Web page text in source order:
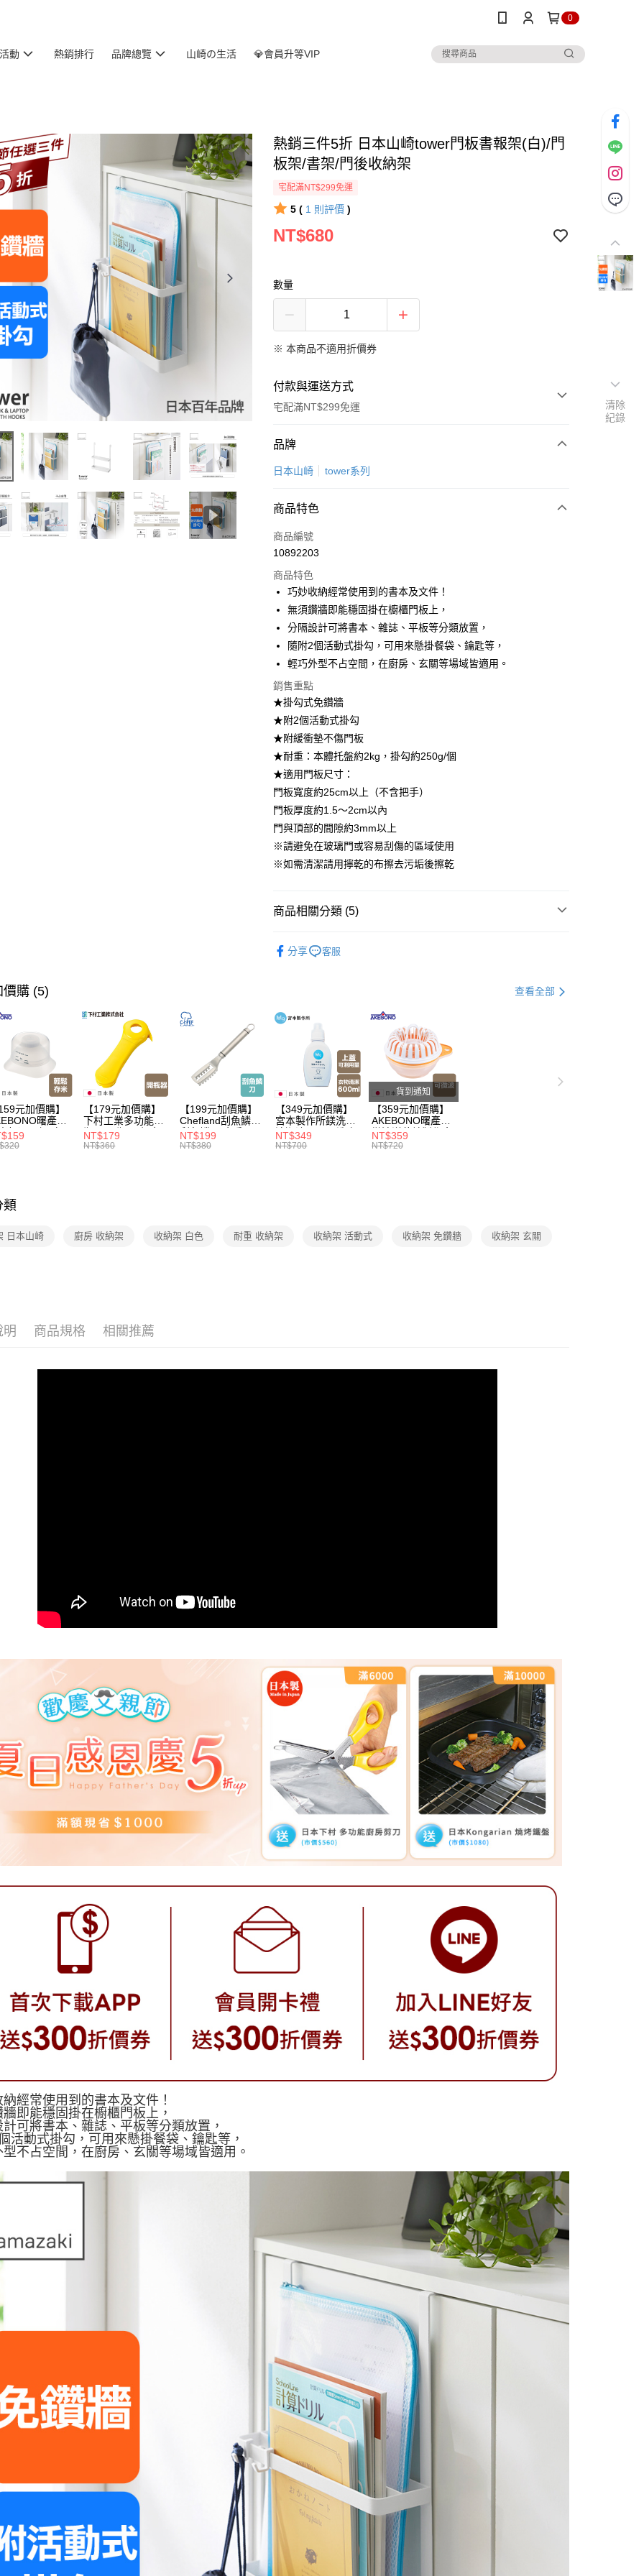
0
動 熱銷排行 品牌總覽 山崎の生活 💎會員升等VIP
熱銷三件5折 日本山崎tower門板書報架(白)/門
板架/書架/門後收納架
宅配滿NT$299免運
5 ( 1 則評價 )
NT$680
數量
※ 本商品不適用折價券
付款與運送方式
宅配滿NT$299免運
付款方式
信用卡一次付款
悠遊付
Google Pay
全盈+PAY
大哥付你分期
相關說明
【大哥付你分期使用說明】
2.付款方式選擇「大哥付你分期」，訂單成立後會自動跳轉到大哥付的交易
流程，驗證手機門號後，選擇欲分期的期數、繳款截止日，確認付款後即
3.實際核准額度、可分期數及費用金額請依後續交易確認頁面所載為準。
4.訂單成立30分鐘內，如未前往確認交易或遇審核未通過，訂單將自動取
消。如遇「轉專審核」未通過狀況，表示未達大哥付你分期系統評分，恕
無法說明評估內容。
【繳款方式說明】
1.分期款項不併入電信帳單，「大哥付你分期」於每月結算日後寄送繳費提
醒簡訊。
2.透過簡訊連結打開帳單後，可選擇「超商條碼／台灣大直營門市／銀行轉
帳／街口支付／iPASS MONEY」等通路繳費。
1.本服務係由「台灣大哥大股份有限公司」（以下簡稱本公司）所提供，讓
2.基於同意付款使用「大哥付你分期」之契約關係目的，商店將以您的個人
資料（包含姓名、電話或地址）提供予台灣大哥大進項蒐集、處理及利
3.完整用戶服務條款，請詳閱以下連結：
ATM付款
運送方式
宅配【父親節大回饋】限時$299免運
每筆NT$150，滿NT$299(含以上)免運費
品牌
日本山崎 tower系列
商品特色
商品編號
10892203
商品特色
巧妙收納經常使用到的書本及文件！
無須鑽牆即能穩固掛在櫥櫃門板上，
分隔設計可將書本、雜誌、平板等分類放置，
隨附2個活動式掛勾，可用來懸掛餐袋、鑰匙等，
輕巧外型不占空間，在廚房、玄關等場域皆適用。
銷售重點
★掛勾式免鑽牆
★附2個活動式掛勾
★附緩衝墊不傷門板
★耐重：本體托盤約2kg，掛勾約250g/個
★適用門板尺寸：
門板寬度約25cm以上（不含把手）
門板厚度約1.5～2cm以內
門與頂部的間隙約3mm以上
※請避免在玻璃門或容易刮傷的區域使用
※如需清潔請用擰乾的布擦去污垢後擦乾
商品相關分類 (5)
▶【限時加價購$159up】官網獨
【🎉歡慶父親節 瘋殺5折up】 ▶歡慶父親節 ，全館瘋殺5折up
【🎉歡慶父親節 瘋殺5折up】
▶任選三件5折！父親節破盤超低
分享 客服
價購 (5) 查看全部
元加價購】
曙產業
杯漏斗組(白)/
杯/米桶/量米
【179元加價購】
下村工業多功能開
瓶器/開瓶器/餐廚
用品/料理道具/任
NT$179
NT$360
【199元加價購】
Chefland刮魚鱗刀/
刮魚鱗器/廚房用
品/料理道具/任二
NT$199
NT$380
【349元加價購】
宮本製作所鎂洗衣
清潔液600ml/洗衣
精/洗衣鎂/洗衣用
NT$349
NT$700
貨到通知
【359元加價購】
AKEBONO曙產業
微波洋芋片製作盒/
料理盒/健康零食/
NT$359
NT$720
類
日本山崎 廚房 收納架 收納架 白色 耐重 收納架 收納架 活動式 收納架 免鑽牆 收納架 玄關
明 商品規格 相關推薦
經常使用到的書本及文件！
即能穩固掛在櫥櫃門板上，
可將書本、雜誌、平板等分類放置，
活動式掛勾，可用來懸掛餐袋、鑰匙等，
不占空間，在廚房、玄關等場域皆適用。
清除
紀錄